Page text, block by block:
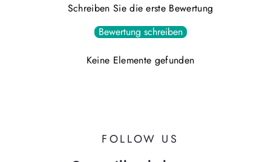
Schreiben Sie die erste Bewertung
Bewertung schreiben
Keine Elemente gefunden
FOLLOW US